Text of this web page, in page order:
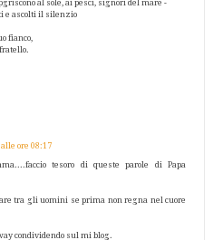
al sole, ai pesci, signori del mare -
e ascolti il silenzio
fianco,
ore 08:17
tesoro di queste parole di Papa
tra gli uomini se prima non regna nel cuore
condividendo sul mi blog.